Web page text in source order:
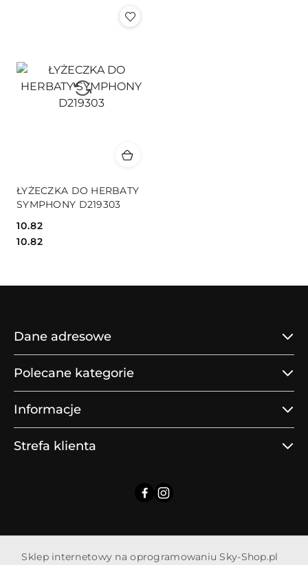
ŁYŻECZKA DO HERBATY
SYMPHONY D219303
Cena:
10.82
Cena:
10.82
Dane adresowe
Polecane kategorie
Informacje
Strefa klienta
Sklep internetowy na oprogramowaniu Sky-Shop.pl